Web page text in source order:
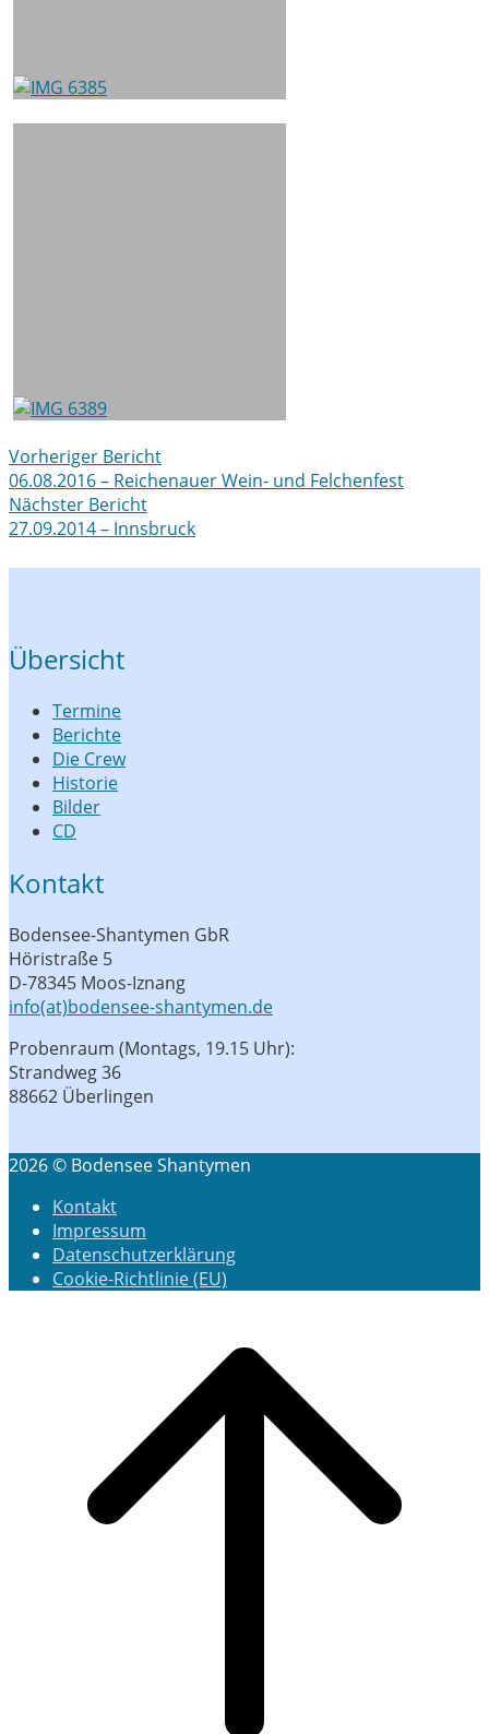
Post
navigation
Vorheriger Bericht
06.08.2016 – Reichenauer Wein- und Felchenfest
Nächster Bericht
27.09.2014 – Innsbruck
Übersicht
Termine
Berichte
Die Crew
Historie
Bilder
CD
Kontakt
Bodensee-Shantymen GbR
Höristraße 5
D-78345 Moos-Iznang
info(at)bodensee-shantymen.de
Probenraum (Montags, 19.15 Uhr):
Strandweg 36
88662 Überlingen
2026 © Bodensee Shantymen
Kontakt
Impressum
Datenschutzerklärung
Cookie-Richtlinie (EU)